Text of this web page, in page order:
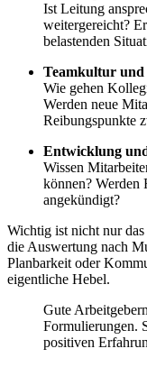
Ist Leitung
weitergereicht?
belastenden
Teamkultur und
Wie gehen
Werden neue
Reibungspunkte
Entwicklung
Wissen
können? Werden
angekündigt?
Wichtig ist nicht nur
die Auswertung nach
Planbarkeit oder
eigentliche Hebel.
Gute
Formulierungen.
positiven